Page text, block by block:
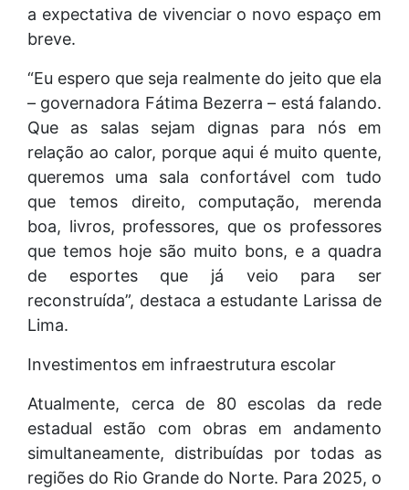
a expectativa de vivenciar o novo espaço em
breve.
“Eu espero que seja realmente do jeito que ela
– governadora Fátima Bezerra – está falando.
Que as salas sejam dignas para nós em
relação ao calor, porque aqui é muito quente,
queremos uma sala confortável com tudo
que temos direito, computação, merenda
boa, livros, professores, que os professores
que temos hoje são muito bons, e a quadra
de esportes que já veio para ser
reconstruída”, destaca a estudante Larissa de
Lima.
Investimentos em infraestrutura escolar
Atualmente, cerca de 80 escolas da rede
estadual estão com obras em andamento
simultaneamente, distribuídas por todas as
regiões do Rio Grande do Norte. Para 2025, o